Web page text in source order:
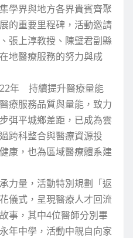
學界與地方各界貴賓齊聚
的重要里程碑，活動邀請
張上淳教授、陳璧君副縣
地醫療服務的努力與成
年 持續提升醫療量能
療服務品質與量能，致力
弭平城鄉差距，已成為雲
跨科整合與醫療資源投
康，也為區域醫療體系建
力量，活動特別規劃「返
儀式，呈現醫療人才回流
事，其中4位醫師分別畢
年中學，活動中親自向家